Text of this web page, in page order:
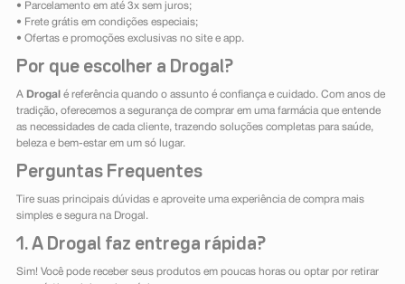
• Parcelamento em até 3x sem juros;
• Frete grátis em condições especiais;
• Ofertas e promoções exclusivas no site e app.
Por que escolher a Drogal?
A Drogal é referência quando o assunto é confiança e cuidado. Com anos de
tradição, oferecemos a segurança de comprar em uma farmácia que entende
as necessidades de cada cliente, trazendo soluções completas para saúde,
beleza e bem-estar em um só lugar.
Perguntas Frequentes
Tire suas principais dúvidas e aproveite uma experiência de compra mais
simples e segura na Drogal.
1. A Drogal faz entrega rápida?
Sim! Você pode receber seus produtos em poucas horas ou optar por retirar